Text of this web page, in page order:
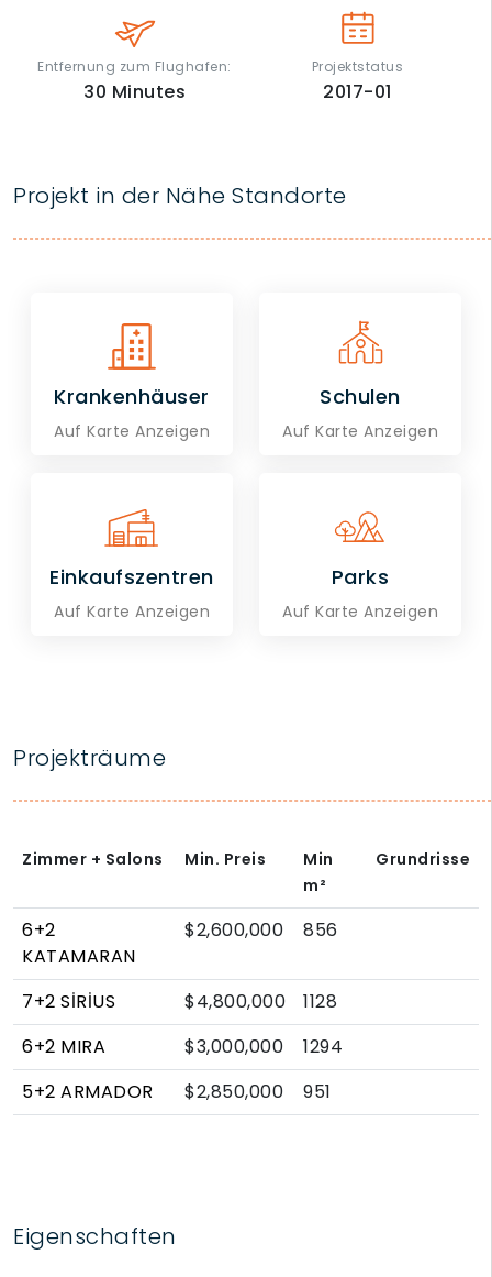
Entfernung zum Flughafen:
30 Minutes
Projektstatus
2017-01
Projekt in der Nähe Standorte
Krankenhäuser
Auf Karte Anzeigen
Schulen
Auf Karte Anzeigen
Einkaufszentren
Auf Karte Anzeigen
Parks
Auf Karte Anzeigen
Projekträume
Zimmer + Salons Min. Preis
Min
m²
Grundrisse
6+2
KATAMARAN
$2,600,000 856
7+2 SİRİUS $4,800,000
1128
6+2 MIRA
$3,000,000
1294
5+2 ARMADOR
$2,850,000 951
Eigenschaften